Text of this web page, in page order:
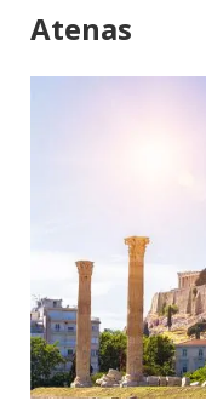
Atenas